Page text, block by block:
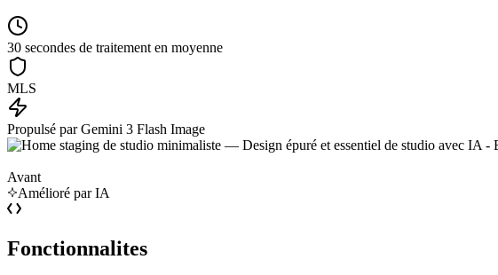
30 secondes de traitement en moyenne
MLS
Propulsé par Gemini 3 Flash Image
Avant
Amélioré par IA
Fonctionnalites